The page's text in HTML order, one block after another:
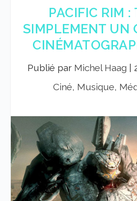
PACIFIC RIM :
SIMPLEMENT UN
Publié par Michel Haag
Ciné, Musique,